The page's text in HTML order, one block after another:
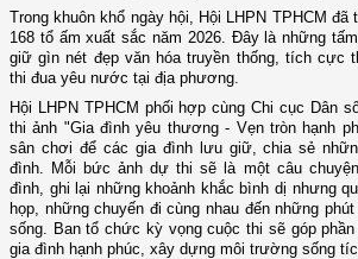
Trong khuôn khổ ngày hội, Hội LHPN TPHCM đã
168 tổ ấm xuất sắc năm 2026. Đây là những
giữ gìn nét đẹp văn hóa truyền thống, tích cực
thi đua yêu nước tại địa phương.
Hội LHPN TPHCM phối hợp cùng Chi cục Dân
thi ảnh "Gia đình yêu thương - Vẹn tròn hạnh
sân chơi để các gia đình lưu giữ, chia sẻ
đình. Mỗi bức ảnh dự thi sẽ là một câu
đình, ghi lại những khoảnh khắc bình dị nhưng
họp, những chuyến đi cùng nhau đến những
sống. Ban tổ chức kỳ vọng cuộc thi sẽ góp
gia đình hạnh phúc, xây dựng môi trường sống